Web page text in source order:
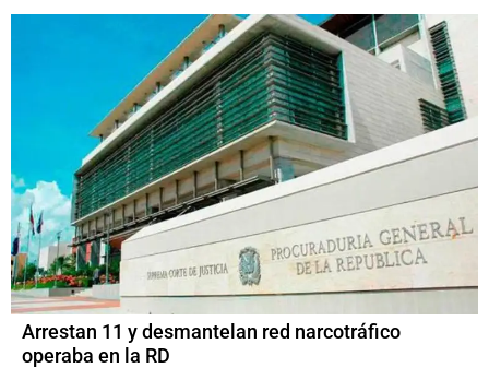
Arrestan 11 y desmantelan red narcotráfico
operaba en la RD